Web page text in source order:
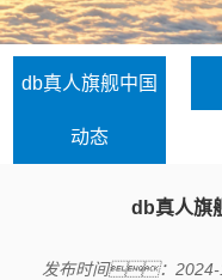
db真人旗舰中国
动态
db真人旗
发布时间：2024-